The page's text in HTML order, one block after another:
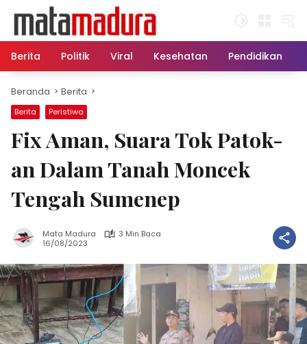
konten
Berita
Politik Viral Kesehatan Pendidikan
Beranda Berita
Berita Peristiwa
Fix Aman, Suara Tok Patok-
an Dalam Tanah Moncek
Tengah Sumenep
Mata Madura
3 Min Baca
16/08/2023